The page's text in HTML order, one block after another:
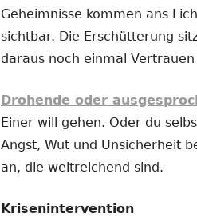
Geheimnisse kommen ans
sichtbar. Die Erschütterung
daraus noch einmal
Drohende oder
Einer will gehen. Oder du
Angst, Wut und Unsicherheit
an, die weitreichend sind.
Krisenintervention